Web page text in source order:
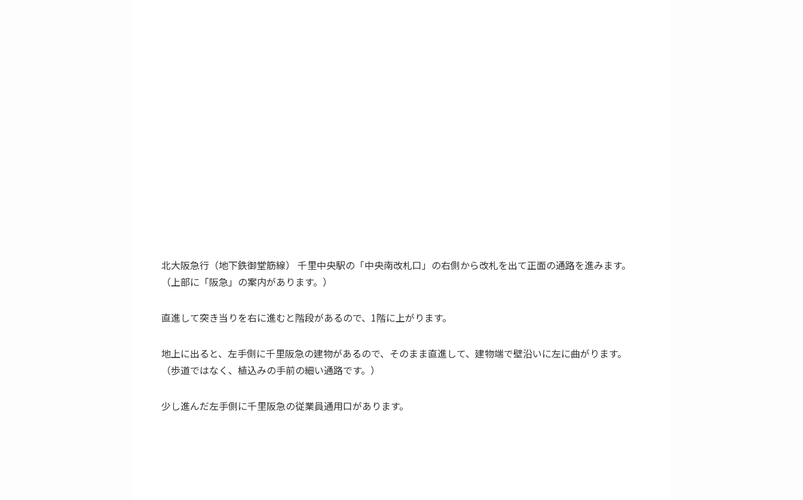
北大阪急行（地下鉄御堂筋線） 千里中央駅の「中央南改札口」の右側から改札を出て正面の通路を進みます。
（上部に「阪急」の案内があります。）
直進して突き当りを右に進むと階段があるので、1階に上がります。
地上に出ると、左手側に千里阪急の建物があるので、そのまま直進して、建物端で壁沿いに左に曲がります。
（歩道ではなく、植込みの手前の細い通路です。）
少し進んだ左手側に千里阪急の従業員通用口があります。